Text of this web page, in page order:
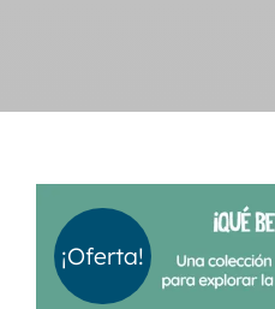
¡Oferta!